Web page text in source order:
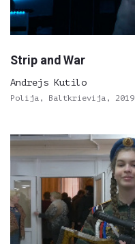
Strip and War
Andrejs Kutilo
Polija, Baltkrievija, 2019